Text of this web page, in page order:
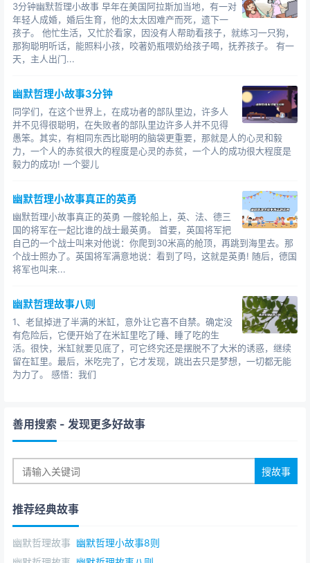
3分钟幽默哲理小故事 早年在美国阿拉斯加当地，有一对
年轻人成婚，婚后生育，他的太太因难产而死，遗下一
孩子。 他忙生活，又忙於看家，因没有人帮助看孩子，就练习一只狗，
那狗聪明听话，能照料小孩，咬著奶瓶喂奶给孩子喝，抚养孩子。 有一
天，主人出门...
幽默哲理小故事3分钟
同学们，在这个世界上，在成功者的部队里边，许多人
并不见得很聪明，在失败者的部队里边许多人并不见得
愚笨。其实，有相同东西比聪明的脑袋更重要，那就是人的心灵和毅
力，一个人的赤贫很大的程度是心灵的赤贫，一个人的成功很大程度是
毅力的成功! 一个婴儿
幽默哲理小故事真正的英勇
幽默哲理小故事真正的英勇 一艘轮船上，英、法、德三
国的将军在一起比谁的战士最英勇。 首要，英国将军把
自己的一个战士叫来对他说：你爬到30米高的舱顶，再跳到海里去。那
个战士照办了。英国将军满意地说：看到了吗，这就是英勇! 随后，德国
将军也叫来...
幽默哲理故事八则
1、老鼠掉进了半满的米缸，意外让它喜不自禁。确定没
有危险后，它便开始了在米缸里吃了睡、睡了吃的生
活。很快，米缸就要见底了，可它终究还是摆脱不了大米的诱惑，继续
留在缸里。最后，米吃完了，它才发现，跳出去只是梦想，一切都无能
为力了。 感悟：我们
善用搜索 - 发现更多好故事
推荐经典故事
幽默哲理故事 幽默哲理小故事8则